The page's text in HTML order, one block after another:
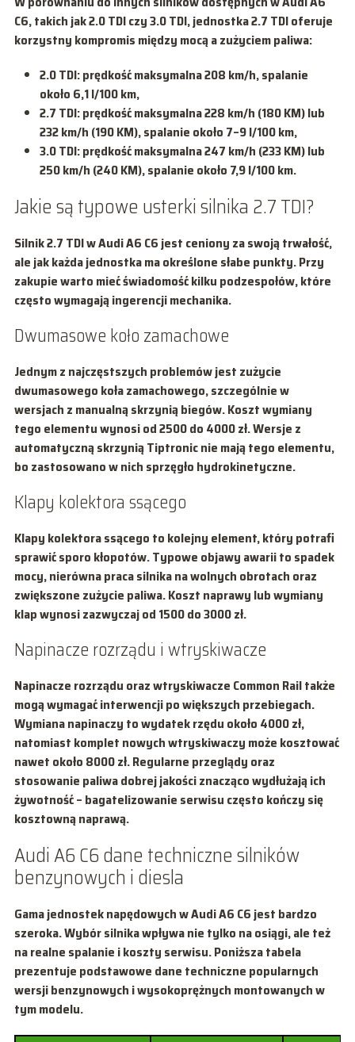
C6, takich jak 2.0 TDI czy 3.0 TDI, jednostka 2.7 TDI oferuje
korzystny kompromis między mocą a zużyciem paliwa:
2.0 TDI: prędkość maksymalna 208 km/h, spalanie
około 6,1 l/100 km,
2.7 TDI: prędkość maksymalna228 km/h (180 KM) lub
232 km/h (190 KM), spalanie około 7–9 l/100 km,
3.0 TDI: prędkość maksymalna247 km/h (233 KM) lub
250 km/h (240 KM), spalanie około 7,9 l/100 km.
Jakie są typowe usterki silnika 2.7 TDI?
Silnik 2.7 TDI w Audi A6 C6 jest ceniony za swoją trwałość,
ale jak każda jednostka ma określone słabe punkty. Przy
zakupie warto mieć świadomość kilku podzespołów, które
często wymagają ingerencji mechanika.
Dwumasowe koło zamachowe
Jednym z najczęstszych problemów jest zużycie
dwumasowego koła zamachowego, szczególnie w
wersjach z manualną skrzynią biegów. Koszt wymiany
tego elementu wynosi od2500 do 4000 zł. Wersje z
automatyczną skrzynią Tiptronic nie mają tego elementu,
bo zastosowano w nich sprzęgło hydrokinetyczne.
Klapy kolektora ssącego
Klapy kolektora ssącego to kolejny element, który potrafi
sprawić sporo kłopotów. Typowe objawy awarii to spadek
mocy, nierówna praca silnika na wolnych obrotach oraz
zwiększone zużycie paliwa. Koszt naprawy lub wymiany
klap wynosi zazwyczaj od 1500 do 3000 zł.
Napinacze rozrządu i wtryskiwacze
Napinacze rozrządu oraz wtryskiwacze Common Rail także
mogą wymagać interwencji po większych przebiegach.
Wymiana napinaczy to wydatek rzędu około 4000 zł,
natomiast komplet nowych wtryskiwaczy może kosztować
nawet około 8000 zł. Regularne przeglądy oraz
stosowanie paliwa dobrej jakości znacząco wydłużają ich
żywotność – bagatelizowanie serwisu często kończy się
kosztowną naprawą.
Audi A6 C6 dane techniczne silników
benzynowych i diesla
Gama jednostek napędowych w Audi A6 C6 jest bardzo
szeroka. Wybór silnika wpływa nie tylko na osiągi, ale też
na realne spalanie i koszty serwisu. Poniższa tabela
prezentuje podstawowe dane techniczne popularnych
wersji benzynowych i wysokoprężnych montowanych w
tym modelu.